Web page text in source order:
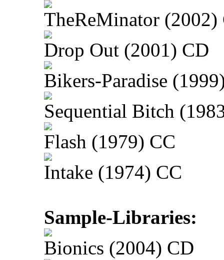
TheReMinator (2002)
Drop Out (2001) CD
Bikers-Paradise
Sequential Bitch
Flash (1979) CC
Intake (1974) CC
Sample-Libraries:
Bionics (2004) CD